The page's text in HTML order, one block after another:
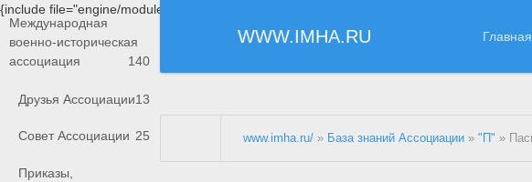
{include file="engine/modules/saperu/head.php"}
WWW.IMHA.RU Главная
Международная
военно-историческая
ассоциация
140
Друзья Ассоциации13
Совет Ассоциации 25
Приказы,
www.imha.ru/ » База знаний Ассоциации »"П" »